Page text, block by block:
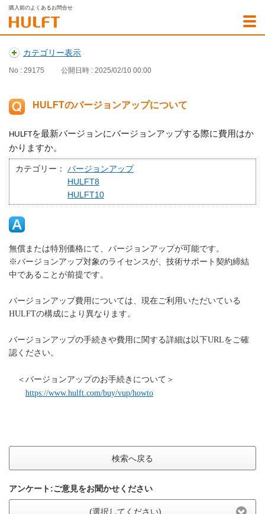
購入前のよくあるお問合せ
カテゴリー表示
No : 29175 公開日時 : 2025/02/10 00:00
HULFTのバージョンアップについて
HULFTを最新バージョンにバージョンアップする際に費用はか
かりますか。
カテゴリー：
バージョンアップ
HULFT8
HULFT10
無償または特別価格にて、バージョンアップが可能です。
※バージョンアップ対象のライセンスが、技術サポート契約締結
中であることが前提です。
バージョンアップ費用については、現在ご利用いただいている
HULFTの構成により異なります。
バージョンアップの手続きや費用に関する詳細は以下URLをご確
認ください。
＜バージョンアップのお手続きについて＞
https://www.hulft.com/buy/vup/howto
検索へ戻る
アンケート:ご意見をお聞かせください
(選択してください)